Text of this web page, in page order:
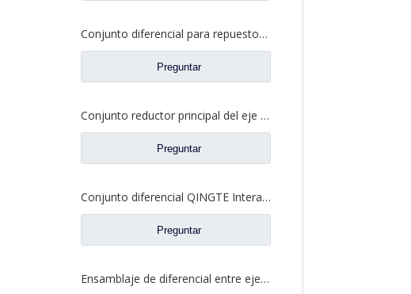
Conjunto diferencial para repuestos de camiones Dongfeng 2510ZHS01-410
Preguntar
Conjunto reductor principal del eje intermedio para piezas de camión Shacman Delong
Preguntar
Conjunto diferencial QINGTE Interaxle para QT435SH0-2510050 de repuesto para camiones Faw Jiefang A0E
Preguntar
Ensamblaje de diferencial entre ejes para camiones Faw Jiefang Prats de repuesto W2502107D04A